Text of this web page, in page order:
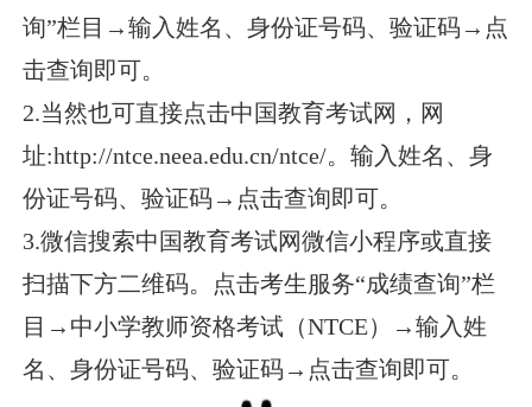
询”栏目→输入姓名、身份证号码、验证码→点
击查询即可。
2.当然也可直接点击中国教育考试网，网
址:http://ntce.neea.edu.cn/ntce/。输入姓名、身
份证号码、验证码→点击查询即可。
3.微信搜索中国教育考试网微信小程序或直接
扫描下方二维码。点击考生服务“成绩查询”栏
目→中小学教师资格考试（NTCE）→输入姓
名、身份证号码、验证码→点击查询即可。